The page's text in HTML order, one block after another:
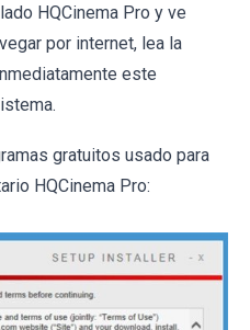
HQCinema Pro y ve
por internet, lea la
este
gratuitos usado para
HQCinema Pro: